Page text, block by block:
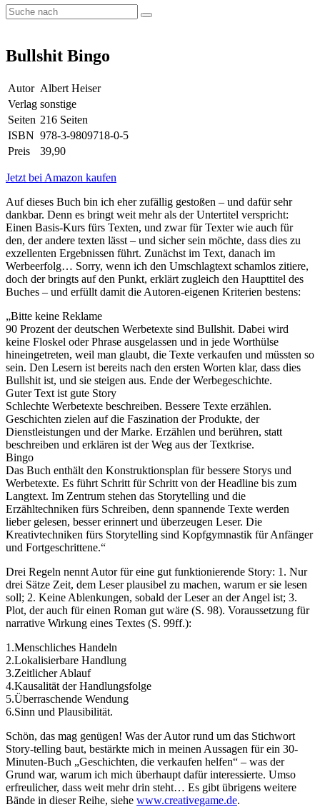
Bullshit Bingo
Autor Albert Heiser
Verlag sonstige
Seiten 216 Seiten
ISBN 978-3-9809718-0-5
Preis
39,90
Jetzt bei Amazon kaufen
Auf dieses Buch bin ich eher zufällig gestoßen – und dafür sehr
dankbar. Denn es bringt weit mehr als der Untertitel verspricht:
Einen Basis-Kurs fürs Texten, und zwar für Texter wie auch für
den, der andere texten lässt – und sicher sein möchte, dass dies zu
exzellenten Ergebnissen führt. Zunächst im Text, danach im
Werbeerfolg… Sorry, wenn ich den Umschlagtext schamlos zitiere,
doch der bringts auf den Punkt, erklärt zugleich den Haupttitel des
Buches – und erfüllt damit die Autoren-eigenen Kriterien bestens:
„Bitte keine Reklame
90 Prozent der deutschen Werbetexte sind Bullshit. Dabei wird
keine Floskel oder Phrase ausgelassen und in jede Worthülse
hineingetreten, weil man glaubt, die Texte verkaufen und müssten so
sein. Den Lesern ist bereits nach den ersten Worten klar, dass dies
Bullshit ist, und sie steigen aus. Ende der Werbegeschichte.
Guter Text ist gute Story
Schlechte Werbetexte beschreiben. Bessere Texte erzählen.
Geschichten zielen auf die Faszination der Produkte, der
Dienstleistungen und der Marke. Erzählen und berühren, statt
beschreiben und erklären ist der Weg aus der Textkrise.
Bingo
Das Buch enthält den Konstruktionsplan für bessere Storys und
Werbetexte. Es führt Schritt für Schritt von der Headline bis zum
Langtext. Im Zentrum stehen das Storytelling und die
Erzähltechniken fürs Schreiben, denn spannende Texte werden
lieber gelesen, besser erinnert und überzeugen Leser. Die
Kreativtechniken fürs Storytelling sind Kopfgymnastik für Anfänger
und Fortgeschrittene.“
Drei Regeln nennt Autor für eine gut funktionierende Story: 1. Nur
drei Sätze Zeit, dem Leser plausibel zu machen, warum er sie lesen
soll; 2. Keine Ablenkungen, sobald der Leser an der Angel ist; 3.
Plot, der auch für einen Roman gut wäre (S. 98). Voraussetzung für
narrative Wirkung eines Textes (S. 99ff.):
1.Menschliches Handeln
2.Lokalisierbare Handlung
3.Zeitlicher Ablauf
4.Kausalität der Handlungsfolge
5.Überraschende Wendung
6.Sinn und Plausibilität.
Schön, das mag genügen! Was der Autor rund um das Stichwort
Story-telling baut, bestärkte mich in meinen Aussagen für ein 30-
Minuten-Buch „Geschichten, die verkaufen helfen“ – was der
Grund war, warum ich mich überhaupt dafür interessierte. Umso
erfreulicher, dass weit mehr drin steht… Es gibt übrigens weitere
Bände in dieser Reihe, siehe www.creativegame.de.